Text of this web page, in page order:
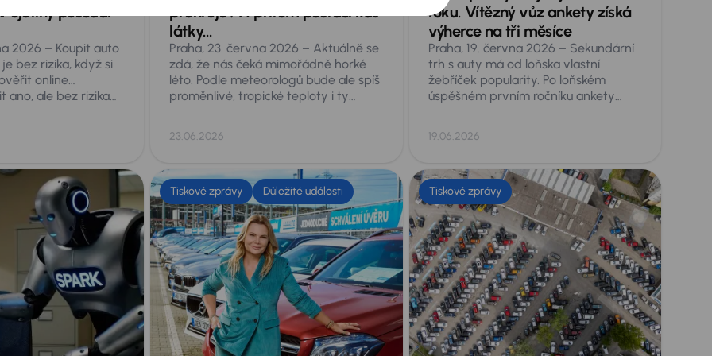
ojetiny posoudí
2026 – Koupit auto
bez rizika, když si
online…
ano, ale bez rizika
prověření vozu
nemusí být
online
také fyzické
vždy odhalí vše.
přehřeje? A přitom postačí kus
látky…
Praha, 23. června 2026 – Aktuálně se
zdá, že nás čeká mimořádně horké
léto. Podle meteorologů bude ale spíš
proměnlivé, tropické teploty i ty
představují akutní nebezpečí pro
autě, a to zdaleka nejen pro malé dítě
či psa. Co přesně hrozí a co proti
tomu dělat?
23.06.2026
roku. Vítězný vůz ankety získá
výherce na tři měsíce
Praha, 19. června 2026 – Sekundární
trh s auty má od loňska vlastní
žebříček popularity. Po loňském
úspěšném prvním ročníku ankety
AURES Holdings druhý ročník
ojeté vozy v Česku.
19.06.2026
Tiskové zprávy Důležité události Tiskové zprávy